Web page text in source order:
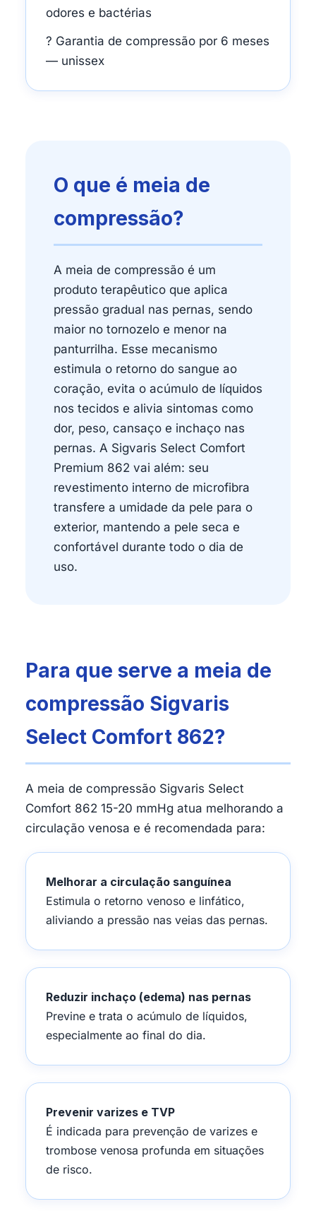
odores e bactérias
? Garantia de compressão por 6 meses
— unissex
O que é meia de
compressão?
A meia de compressão é um
produto terapêutico que aplica
pressão gradual nas pernas, sendo
maior no tornozelo e menor na
panturrilha. Esse mecanismo
estimula o retorno do sangue ao
coração, evita o acúmulo de líquidos
nos tecidos e alivia sintomas como
dor, peso, cansaço e inchaço nas
pernas. A Sigvaris Select Comfort
Premium 862 vai além: seu
revestimento interno de microfibra
transfere a umidade da pele para o
exterior, mantendo a pele seca e
confortável durante todo o dia de
uso.
Para que serve a meia de
compressão Sigvaris
Select Comfort 862?
A meia de compressão Sigvaris Select
Comfort 862 15-20 mmHg atua melhorando a
circulação venosa e é recomendada para:
Melhorar a circulação sanguínea
Estimula o retorno venoso e linfático,
aliviando a pressão nas veias das pernas.
Reduzir inchaço (edema) nas pernas
Previne e trata o acúmulo de líquidos,
especialmente ao final do dia.
Prevenir varizes e TVP
É indicada para prevenção de varizes e
trombose venosa profunda em situações
de risco.